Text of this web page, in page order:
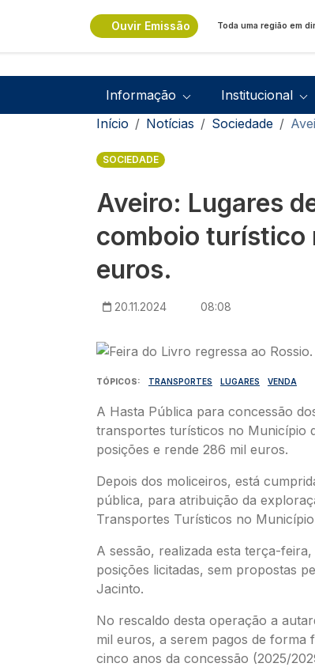
Ouvir Emissão Toda uma região em
Navegação principal
Informação Institucional
Navegação
Início Notícias Sociedade
SOCIEDADE
Aveiro: Lugares
comboio turístico
euros.
20.11.2024 08:08
Imagem
TÓPICOS TRANSPORTES LUGARES VENDA
A Hasta Pública para concessão
transportes turísticos no Município
posições e rende 286 mil euros.
Depois dos moliceiros, está
pública, para atribuição da
Transportes Turísticos no
A sessão, realizada esta terça-
posições licitadas, sem propostas
Jacinto.
No rescaldo desta operação a
mil euros, a serem pagos de forma
cinco anos da concessão (2025/